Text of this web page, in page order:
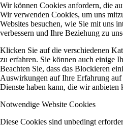
Wir können Cookies anfordern, die
Wir verwenden Cookies, um uns
Websites besuchen, wie Sie mit uns
verbessern und Ihre Beziehung zu
Klicken Sie auf die verschiedenen
zu erfahren. Sie können auch einige
Beachten Sie, dass das Blockieren
Auswirkungen auf Ihre Erfahrung auf
Dienste haben kann, die wir anbieten
Notwendige Website Cookies
Diese Cookies sind unbedingt